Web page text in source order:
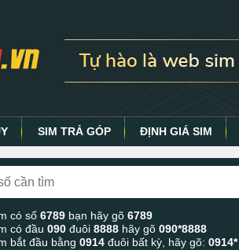
SIM TRẢ GÓP ĐỊNH GIÁ SIM
có số6789 bạn hãy gõ6789
có đầu090đuôi8888 hãy gõ090*8888
bắt đầu bằng0914 đuôi bất kỳ, hãy gõ:0914*